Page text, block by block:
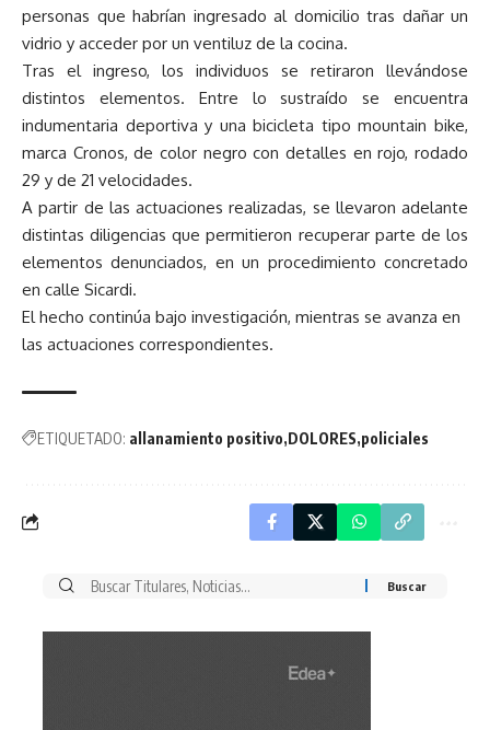
personas que habrían ingresado al domicilio tras dañar un
vidrio y acceder por un ventiluz de la cocina.
Tras el ingreso, los individuos se retiraron llevándose
distintos elementos. Entre lo sustraído se encuentra
indumentaria deportiva y una bicicleta tipo mountain bike,
marca Cronos, de color negro con detalles en rojo, rodado
29 y de 21 velocidades.
A partir de las actuaciones realizadas, se llevaron adelante
distintas diligencias que permitieron recuperar parte de los
elementos denunciados, en un procedimiento concretado
en calle Sicardi.
El hecho continúa bajo investigación, mientras se avanza en
las actuaciones correspondientes.
ETIQUETADO: allanamiento positivo DOLORES policiales
Buscar